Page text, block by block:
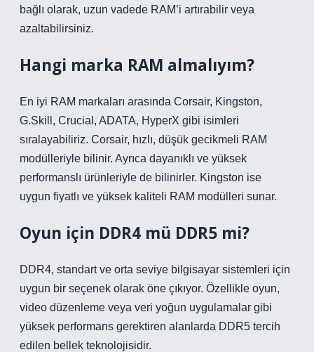
bağlı olarak, uzun vadede RAM’i artırabilir veya
azaltabilirsiniz.
Hangi marka RAM almalıyım?
En iyi RAM markaları arasında Corsair, Kingston,
G.Skill, Crucial, ADATA, HyperX gibi isimleri
sıralayabiliriz. Corsair, hızlı, düşük gecikmeli RAM
modülleriyle bilinir. Ayrıca dayanıklı ve yüksek
performanslı ürünleriyle de bilinirler. Kingston ise
uygun fiyatlı ve yüksek kaliteli RAM modülleri sunar.
Oyun için DDR4 mü DDR5 mi?
DDR4, standart ve orta seviye bilgisayar sistemleri için
uygun bir seçenek olarak öne çıkıyor. Özellikle oyun,
video düzenleme veya veri yoğun uygulamalar gibi
yüksek performans gerektiren alanlarda DDR5 tercih
edilen bellek teknolojisidir.